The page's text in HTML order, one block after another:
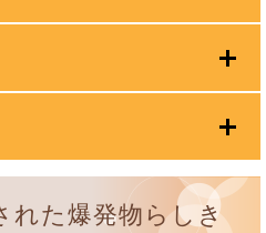
れた爆発物らしき